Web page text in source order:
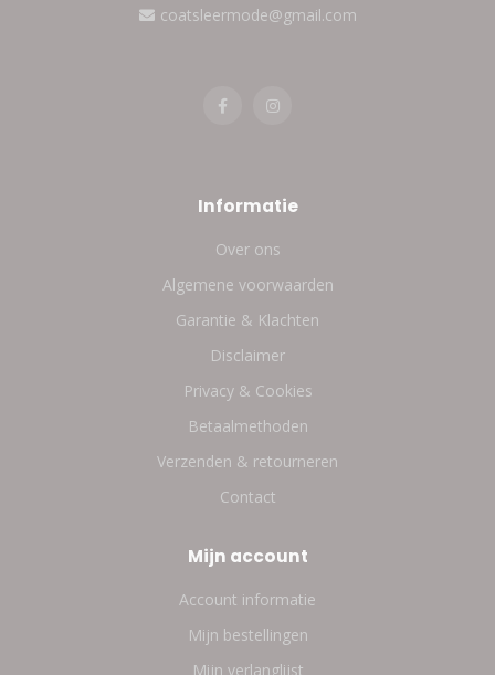
coatsleermode@gmail.com
Informatie
Over ons
Algemene voorwaarden
Garantie & Klachten
Disclaimer
Privacy & Cookies
Betaalmethoden
Verzenden & retourneren
Contact
Mijn account
Account informatie
Mijn bestellingen
Mijn verlanglijst